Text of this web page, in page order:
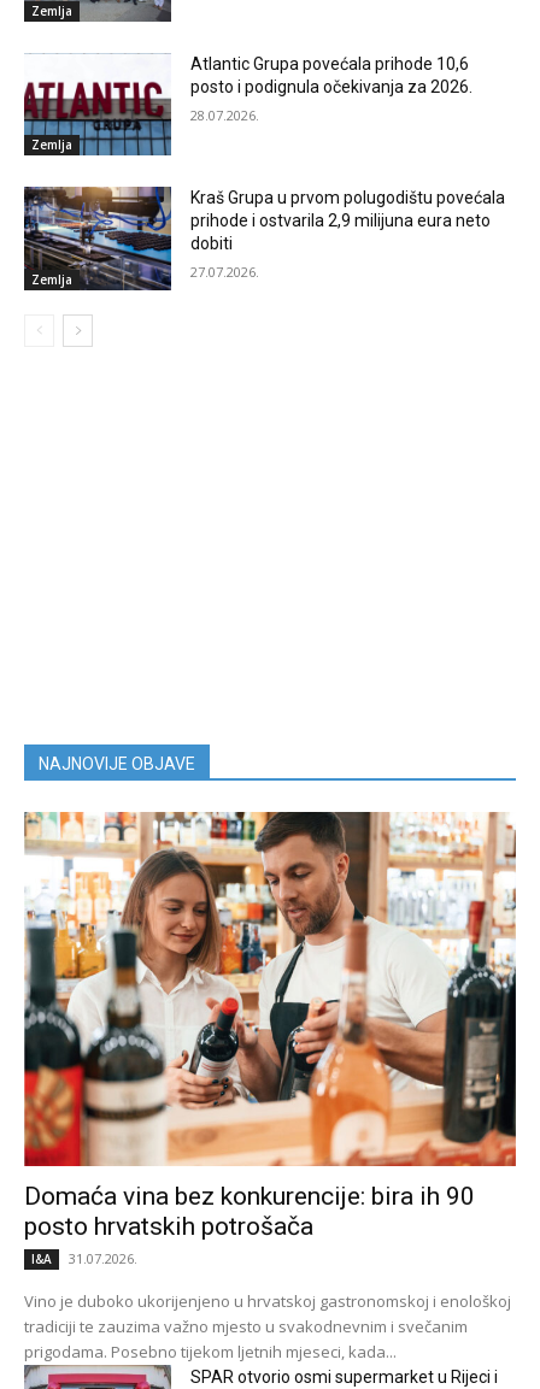
Zemlja
Zemlja
Atlantic Grupa povećala prihode 10,6
posto i podignula očekivanja za 2026.
28.07.2026.
Zemlja
Kraš Grupa u prvom polugodištu povećala
prihode i ostvarila 2,9 milijuna eura neto
dobiti
27.07.2026.
NAJNOVIJE OBJAVE
Domaća vina bez konkurencije: bira ih 90
posto hrvatskih potrošača
I&A 31.07.2026.
Vino je duboko ukorijenjeno u hrvatskoj gastronomskoj i enološkoj
tradiciji te zauzima važno mjesto u svakodnevnim i svečanim
prigodama. Posebno tijekom ljetnih mjeseci, kada...
SPAR otvorio osmi supermarket u Rijeci i